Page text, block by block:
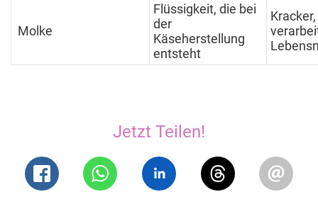
Molke
Flüssigkeit, die bei
der
Käseherstellung
entsteht
Jetzt Teilen!